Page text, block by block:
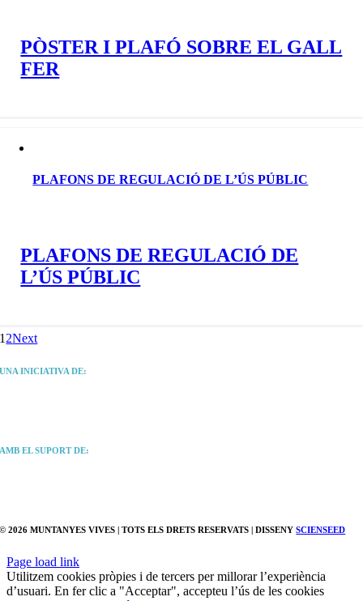
PÒSTER I PLAFÓ SOBRE EL GALL
FER
PLAFONS DE REGULACIÓ DE L’ÚS PÚBLIC
PLAFONS DE REGULACIÓ DE
L’ÚS PÚBLIC
1 2Next
UNA INICIATIVA DE:
AMB EL SUPORT DE:
© 2026MUNTANYES VIVES | TOTS ELS DRETS RESERVATS | DISSENYSCIENSEED
Page load link
Utilitzem cookies pròpies i de tercers per millorar l’experiència
d’usuari. En fer clic a "Acceptar", accepteu l’ús de les cookies